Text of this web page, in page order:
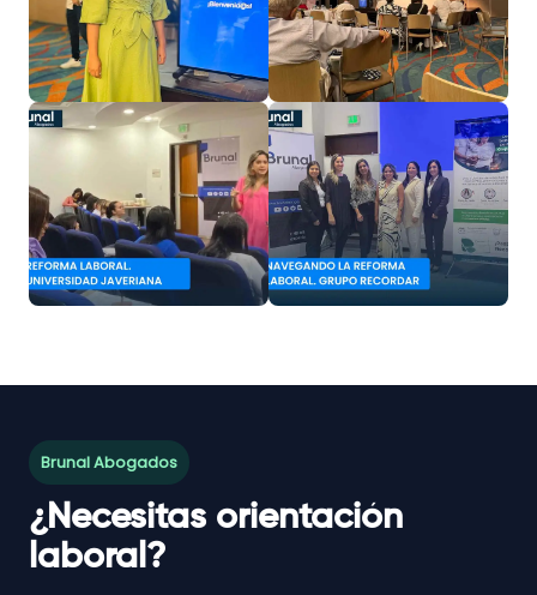
Brunal Abogados
¿Necesitas orientación
laboral?